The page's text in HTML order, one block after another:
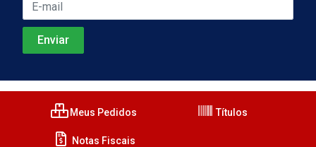
Meus Pedidos Títulos
Notas Fiscais